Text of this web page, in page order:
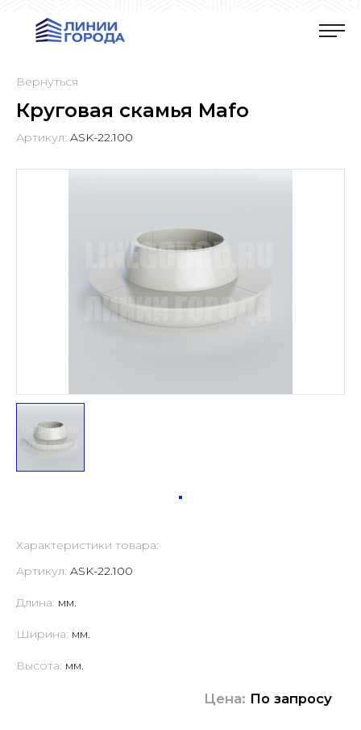
Вернуться
Круговая скамья Mafo
Артикул: ASK-22.100
Характеристики товара:
Артикул: ASK-22.100
Длина: мм.
Ширина: мм.
Высота: мм.
Цена: По запросу